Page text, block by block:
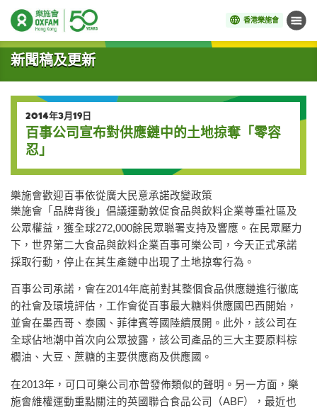
香港樂施會 目錄
開始主要內容
新聞稿及更新
2014年3月19日
百事公司宣布對供應鏈中的土地掠奪「零容
忍」
樂施會歡迎百事依從廣大民意承諾改變政策
樂施會「品牌背後」倡議運動敦促食品與飲料企業尊重社區及
公眾權益，獲全球272,000餘民眾聮署支持及響應。在民眾壓力
下，世界第二大食品與飲料企業百事可樂公司，今天正式承諾
採取行動，停止在其生產鏈中出現了土地掠奪行為。
百事公司承諾，會在2014年底前對其整個食品供應鏈進行徹底
的社會及環境評估，工作會從百事最大糖料供應國巴西開始，
並會在墨西哥、泰國、菲律賓等國陸續展開。此外，該公司在
全球佔地潮中首次向公眾披露，該公司產品的三大主要原料棕
櫚油、大豆、蔗糖的主要供應商及供應國。
在2013年，可口可樂公司亦曾發佈類似的聲明。另一方面，樂
施會維權運動重點關注的英國聯合食品公司（ABF），最近也